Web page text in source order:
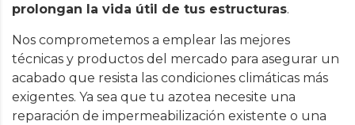
prolongan la vida útil de tus estructuras.
Nos comprometemos a emplear las mejores
técnicas y productos del mercado para asegurar un
acabado que resista las condiciones climáticas más
exigentes. Ya sea que tu azotea necesite una
reparación de impermeabilización existente o una